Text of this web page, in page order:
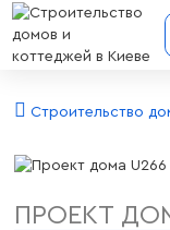
Строительство
ПРОЕКТ